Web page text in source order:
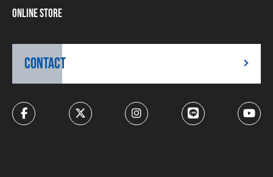
ONLINE STORE
CONTACT